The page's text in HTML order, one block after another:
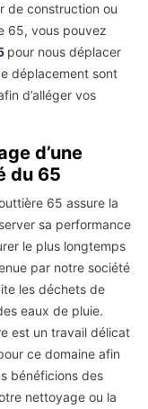
de construction ou
65, vous pouvez
pour nous déplacer
déplacement sont
d’alléger vos
d’une
du 65
65 assure la
sa performance
le plus longtemps
par notre société
les déchets de
eaux de pluie.
est un travail délicat
ce domaine afin
bénéficions des
nettoyage ou la